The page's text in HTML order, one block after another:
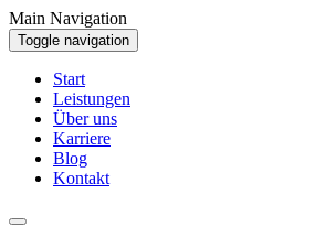
Main Navigation
Toggle navigation
Start
Leistungen
Über uns
Karriere
Blog
Kontakt